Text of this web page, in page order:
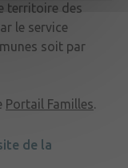
territoire des
le service
soit par
Portail Familles.
de la